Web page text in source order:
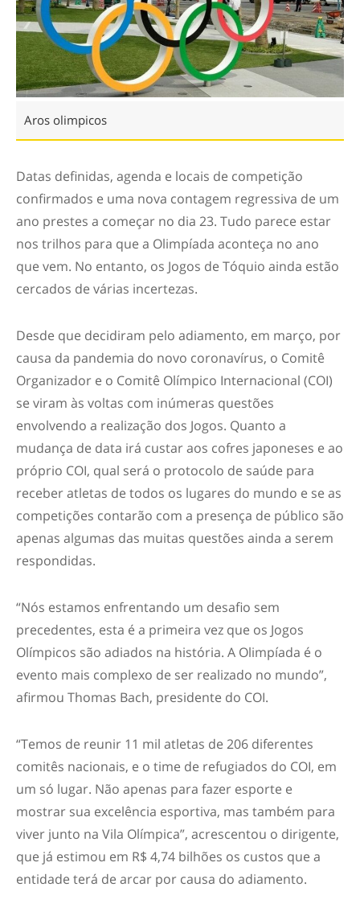
Aros olimpicos
Datas definidas, agenda e locais de competição
confirmados e uma nova contagem regressiva de um
ano prestes a começar no dia 23. Tudo parece estar
nos trilhos para que a Olimpíada aconteça no ano
que vem. No entanto, os Jogos de Tóquio ainda estão
cercados de várias incertezas.
Desde que decidiram pelo adiamento, em março, por
causa da pandemia do novo coronavírus, o Comitê
Organizador e o Comitê Olímpico Internacional (COI)
se viram às voltas com inúmeras questões
envolvendo a realização dos Jogos. Quanto a
mudança de data irá custar aos cofres japoneses e ao
próprio COI, qual será o protocolo de saúde para
receber atletas de todos os lugares do mundo e se as
competições contarão com a presença de público são
apenas algumas das muitas questões ainda a serem
respondidas.
“Nós estamos enfrentando um desafio sem
precedentes, esta é a primeira vez que os Jogos
Olímpicos são adiados na história. A Olimpíada é o
evento mais complexo de ser realizado no mundo”,
afirmou Thomas Bach, presidente do COI.
“Temos de reunir 11 mil atletas de 206 diferentes
comitês nacionais, e o time de refugiados do COI, em
um só lugar. Não apenas para fazer esporte e
mostrar sua excelência esportiva, mas também para
viver junto na Vila Olímpica”, acrescentou o dirigente,
que já estimou em R$ 4,74 bilhões os custos que a
entidade terá de arcar por causa do adiamento.